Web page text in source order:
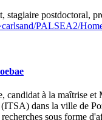
postdoctoral,
PALSEA2/
à la maîtrise et
dans la ville de
sous forme